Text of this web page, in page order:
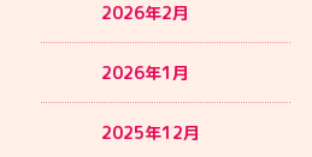
2026年2月
2026年1月
2025年12月